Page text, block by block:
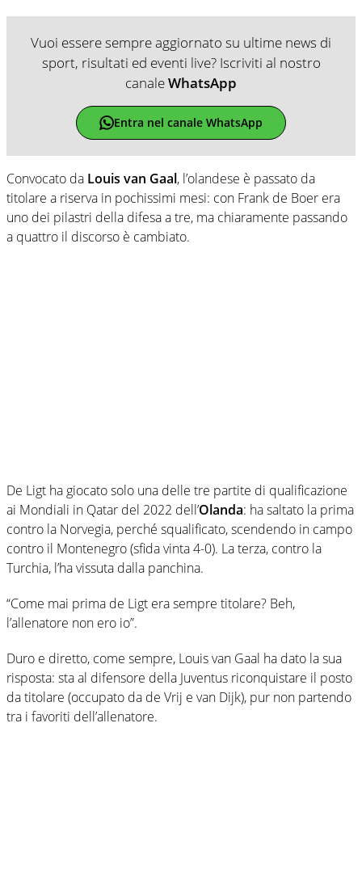
Vuoi essere sempre aggiornato su ultime news di
sport, risultati ed eventi live? Iscriviti al nostro
canaleWhatsApp
Entra nel canale WhatsApp
Convocato da Louis van Gaal, l’olandese è passato da
titolare a riserva in pochissimi mesi: con Frank de Boer era
uno dei pilastri della difesa a tre, ma chiaramente passando
a quattro il discorso è cambiato.
De Ligt ha giocato solo una delle tre partite di qualificazione
ai Mondiali in Qatar del 2022 dell’Olanda: ha saltato la prima
contro la Norvegia, perché squalificato, scendendo in campo
contro il Montenegro (sfida vinta 4-0). La terza, contro la
Turchia, l’ha vissuta dalla panchina.
“Come mai prima de Ligt era sempre titolare? Beh,
l’allenatore non ero io”.
Duro e diretto, come sempre, Louis van Gaal ha dato la sua
risposta: sta al difensore della Juventus riconquistare il posto
da titolare (occupato da de Vrij e van Dijk), pur non partendo
tra i favoriti dell’allenatore.